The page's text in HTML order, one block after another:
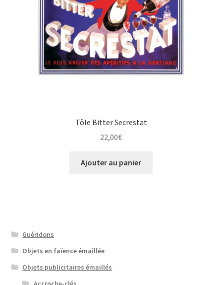
Tôle Bitter Secrestat
22,00€
Ajouter au panier
Guéridons
Objets en faïence émaillée
Objets publicitaires émaillés